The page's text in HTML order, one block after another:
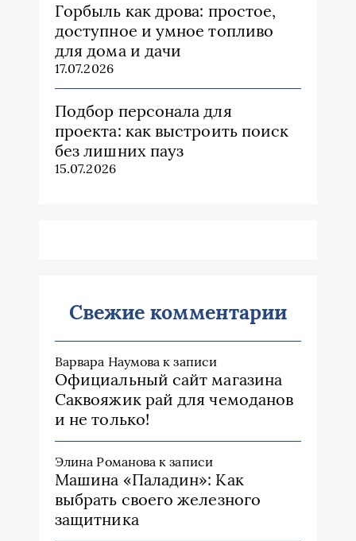
Горбыль как дрова: простое,
доступное и умное топливо
для дома и дачи
17.07.2026
Подбор персонала для
проекта: как выстроить поиск
без лишних пауз
15.07.2026
Свежие комментарии
Варвара Наумова к записи
Официальный сайт магазина
Саквояжик рай для чемоданов
и не только!
Элина Романова к записи
Машина «Паладин»: Как
выбрать своего железного
защитника